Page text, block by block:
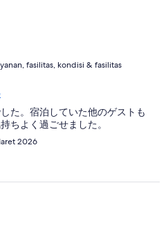
fasilitas, kondisi & fasilitas
た。宿泊していた他のゲストも
よく過ごせました。
2026